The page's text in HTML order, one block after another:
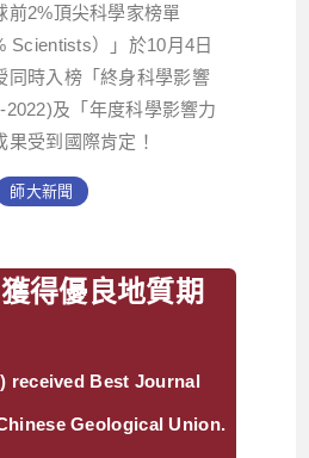
前2%頂尖科學家榜單
Scientists）」於10月4日
同時入榜「終身科學影響
及「年度科學影響力
受到國際肯定！
師大新聞
得優良地質期
received Best Journal
Geological Union.